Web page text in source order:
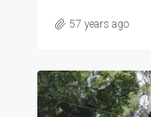
57 years ago